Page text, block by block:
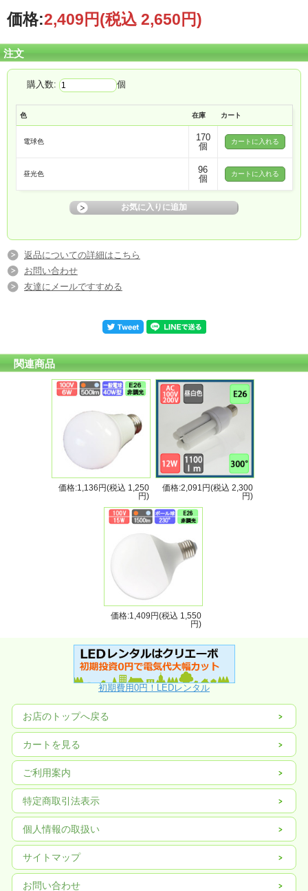
価格:2,409円(税込 2,650円)
注文
購入数: 個
色 在庫 カート
電球色
170
個
昼光色
96
個
返品についての詳細はこちら
お問い合わせ
友達にメールですすめる
関連商品
価格:1,136円(税込 1,250
円)
価格:2,091円(税込 2,300
円)
価格:1,409円(税込 1,550
円)
初期費用0円！LEDレンタル
お店のトップへ戻る
カートを見る
ご利用案内
特定商取引法表示
個人情報の取扱い
サイトマップ
お問い合わせ